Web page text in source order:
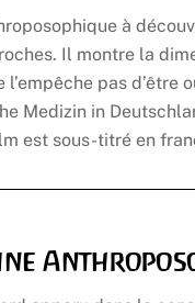
à
Il montre la
pas d’être
Medizin in
est sous-titré en